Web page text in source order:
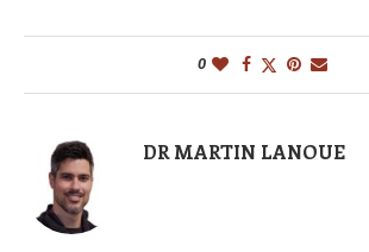
0
DR MARTIN LANOUE